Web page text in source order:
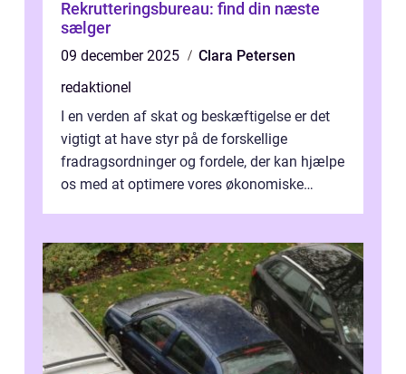
Rekrutteringsbureau: find din næste
sælger
09 december 2025
Clara Petersen
redaktionel
I en verden af skat og beskæftigelse er det
vigtigt at have styr på de forskellige
fradragsordninger og fordele, der kan hjælpe
os med at optimere vores økonomiske